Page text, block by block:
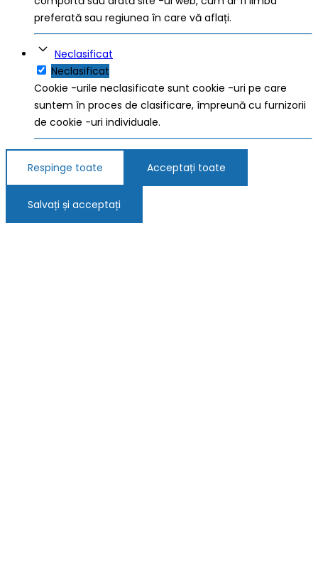
preferată sau regiunea în care vă aflați.
Neclasificat
Neclasificat
Cookie -urile neclasificate sunt cookie -uri pe care
suntem în proces de clasificare, împreună cu furnizorii
de cookie -uri individuale.
Respinge toate Acceptați toate
Salvați și acceptați